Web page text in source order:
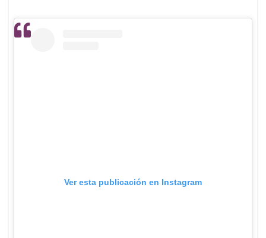
Ver esta publicación en Instagram